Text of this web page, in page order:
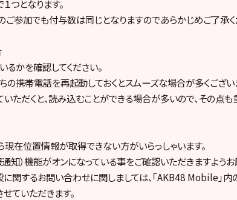
つとなります。
ご参加でも付与数は同じとなりますのであらかじめご了承く
るかを確認してください。
携帯電話を再起動しておくとスムーズな場合が多くござい
ただくと、読み込むことができる場合が多いので、その点も
在位置情報が取得できない方がいらっしゃいます。
知）機能がオンになっている事をご確認いただきますようお
に関するお問い合わせに関しましては、｢AKB48 Mobile｣内
ていただきます。